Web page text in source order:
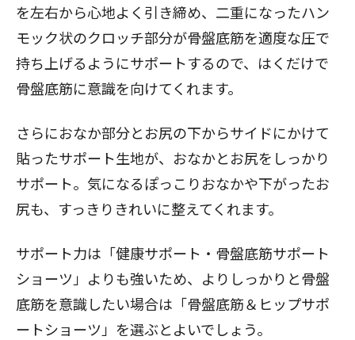
を左右から心地よく引き締め、二重になったハン
モック状のクロッチ部分が骨盤底筋を適度な圧で
持ち上げるようにサポートするので、はくだけで
骨盤底筋に意識を向けてくれます。
さらにおなか部分とお尻の下からサイドにかけて
貼ったサポート生地が、おなかとお尻をしっかり
サポート。気になるぽっこりおなかや下がったお
尻も、すっきりきれいに整えてくれます。
サポート力は「健康サポート・骨盤底筋サポート
ショーツ」よりも強いため、よりしっかりと骨盤
底筋を意識したい場合は「骨盤底筋＆ヒップサポ
ートショーツ 」を選ぶとよいでしょう。